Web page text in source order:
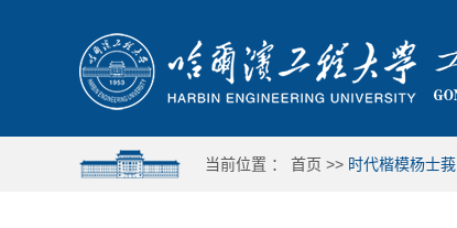
当前位置 ： 首页 >> 时代楷模杨士莪